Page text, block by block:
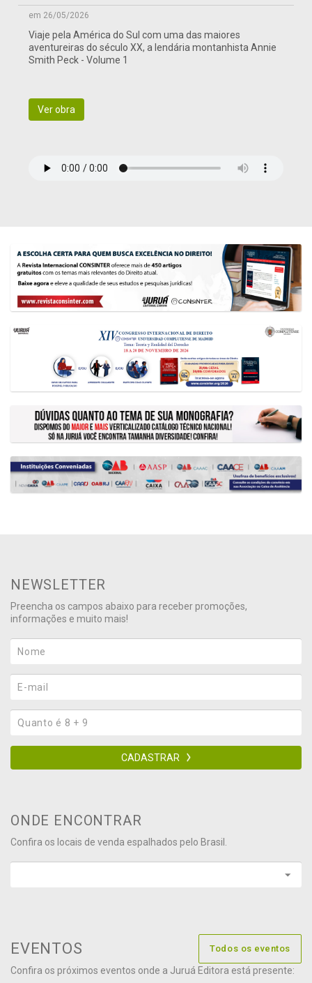
em 26/05/2026
Viaje pela América do Sul com uma das maiores
aventureiras do século XX, a lendária montanhista Annie
Smith Peck - Volume 1
Ver obra
NEWSLETTER
Preencha os campos abaixo para receber promoções,
informações e muito mais!
CADASTRAR
ONDE ENCONTRAR
Confira os locais de venda espalhados pelo Brasil.
EVENTOS Todos os eventos
Confira os próximos eventos onde a Juruá Editora está presente: